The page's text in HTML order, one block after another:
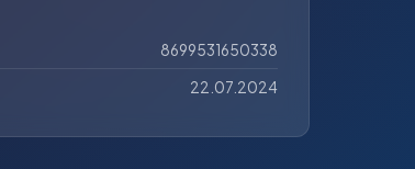
8699531650338
22.07.2024